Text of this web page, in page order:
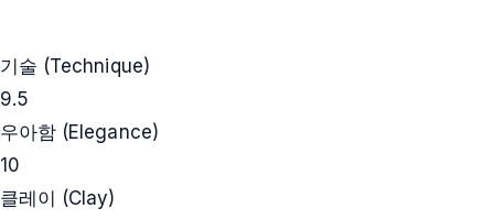
기술 (Technique)
9.5
우아함 (Elegance)
10
클레이 (Clay)